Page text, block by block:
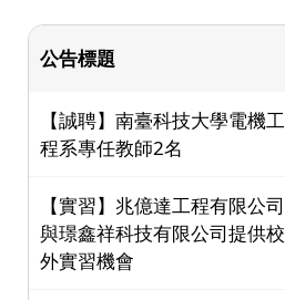
公告標題
【誠聘】南臺科技大學電機工
程系專任教師2名
【實習】兆億達工程有限公司
與璟鑫祥科技有限公司提供校
外實習機會